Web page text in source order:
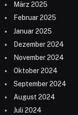
März 2025
Februar 2025
Januar 2025
Dezember 2024
November 2024
Oktober 2024
September 2024
August 2024
Juli 2024